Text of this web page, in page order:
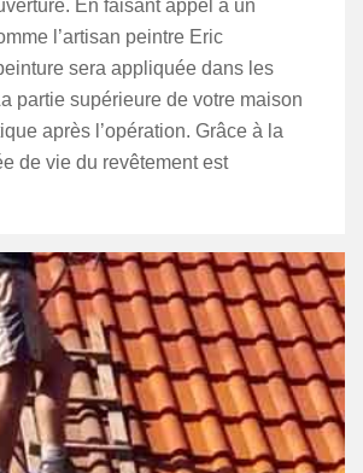
En faisant appel à un
l’artisan peintre Eric
sera appliquée dans les
partie supérieure de votre maison
après l’opération. Grâce à la
de vie du revêtement est